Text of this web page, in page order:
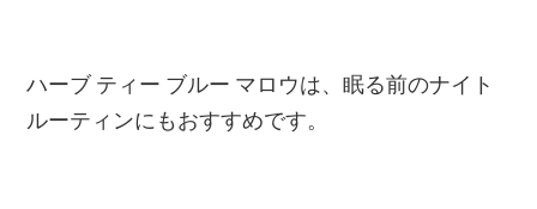
ハーブ ティー ブルー マロウは、眠る前のナイト
ルーティンにもおすすめです。